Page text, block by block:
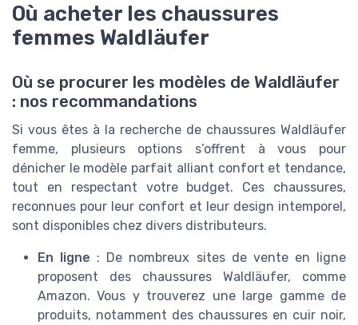
Où acheter les chaussures
femmes Waldläufer
Où se procurer les modèles de Waldläufer
: nos recommandations
Si vous êtes à la recherche de chaussures Waldläufer
femme, plusieurs options s’offrent à vous pour
dénicher le modèle parfait alliant confort et tendance,
tout en respectant votre budget. Ces chaussures,
reconnues pour leur confort et leur design intemporel,
sont disponibles chez divers distributeurs.
En ligne : De nombreux sites de vente en ligne
proposent des chaussures Waldläufer, comme
Amazon. Vous y trouverez une large gamme de
produits, notamment des chaussures en cuir noir,